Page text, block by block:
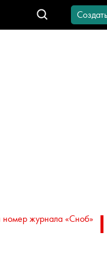
номер журнала «Сноб»